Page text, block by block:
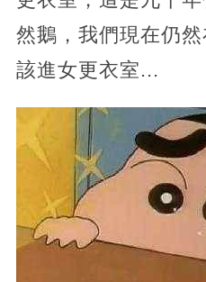
然鵝，我們現在仍
該進女更衣室...